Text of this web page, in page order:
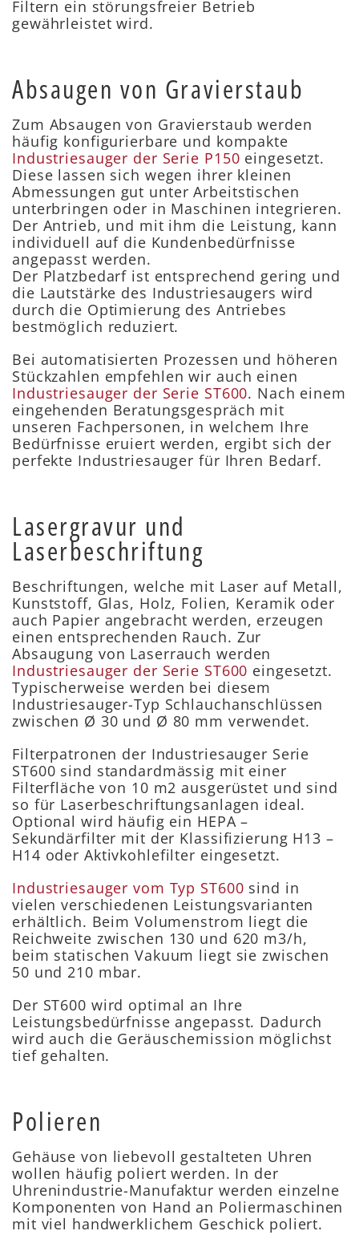
Filtern ein störungsfreier Betrieb
gewährleistet wird.
Absaugen von Gravierstaub
Zum Absaugen von Gravierstaub werden
häufig konfigurierbare und kompakte
Industriesauger der Serie P150 eingesetzt.
Diese lassen sich wegen ihrer kleinen
Abmessungen gut unter Arbeitstischen
unterbringen oder in Maschinen integrieren.
Der Antrieb, und mit ihm die Leistung, kann
individuell auf die Kundenbedürfnisse
angepasst werden.
Der Platzbedarf ist entsprechend gering und
die Lautstärke des Industriesaugers wird
durch die Optimierung des Antriebes
bestmöglich reduziert.
Bei automatisierten Prozessen und höheren
Stückzahlen empfehlen wir auch einen
Industriesauger der Serie ST600. Nach einem
eingehenden Beratungsgespräch mit
unseren Fachpersonen, in welchem Ihre
Bedürfnisse eruiert werden, ergibt sich der
perfekte Industriesauger für Ihren Bedarf.
Lasergravur und
Laserbeschriftung
Beschriftungen, welche mit Laser auf Metall,
Kunststoff, Glas, Holz, Folien, Keramik oder
auch Papier angebracht werden, erzeugen
einen entsprechenden Rauch. Zur
Absaugung von Laserrauch werden
Industriesauger der Serie ST600 eingesetzt.
Typischerweise werden bei diesem
Industriesauger-Typ Schlauchanschlüssen
zwischen Ø 30 und Ø 80 mm verwendet.
Filterpatronen der Industriesauger Serie
ST600 sind standardmässig mit einer
Filterfläche von 10 m2 ausgerüstet und sind
so für Laserbeschriftungsanlagen ideal.
Optional wird häufig ein HEPA –
Sekundärfilter mit der Klassifizierung H13 –
H14 oder Aktivkohlefilter eingesetzt.
Industriesauger vom Typ ST600 sind in
vielen verschiedenen Leistungsvarianten
erhältlich. Beim Volumenstrom liegt die
Reichweite zwischen 130 und 620 m3/h,
beim statischen Vakuum liegt sie zwischen
50 und 210 mbar.
Der ST600 wird optimal an Ihre
Leistungsbedürfnisse angepasst. Dadurch
wird auch die Geräuschemission möglichst
tief gehalten.
Polieren
Gehäuse von liebevoll gestalteten Uhren
wollen häufig poliert werden. In der
Uhrenindustrie-Manufaktur werden einzelne
Komponenten von Hand an Poliermaschinen
mit viel handwerklichem Geschick poliert.